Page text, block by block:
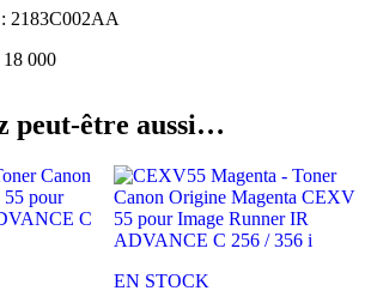
: 2183C002AA
18 000
peut-être aussi…
EN STOCK